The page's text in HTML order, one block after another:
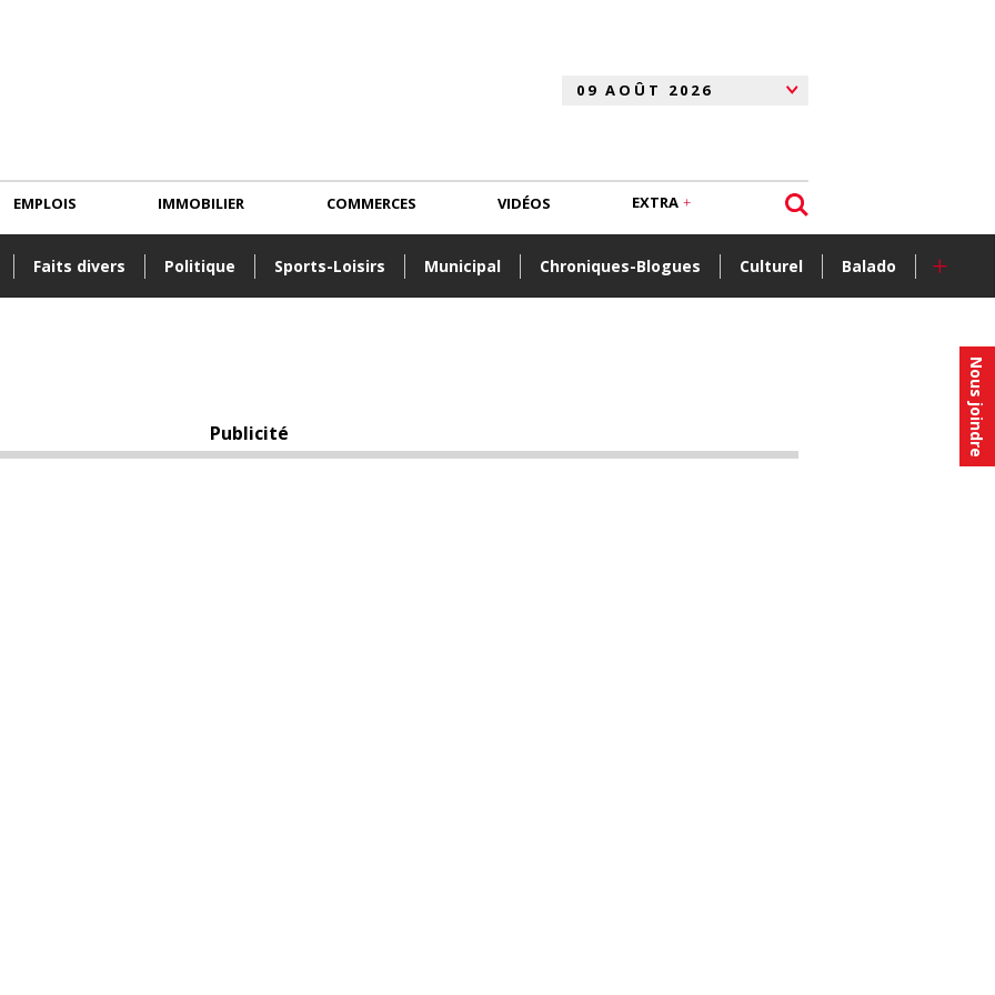
Nous joindre
Faits divers Politique Sports-Loisirs Municipal Chroniques-Blogues Culturel Balado +
EMPLOIS IMMOBILIER COMMERCES VIDÉOS EXTRA
Publicité